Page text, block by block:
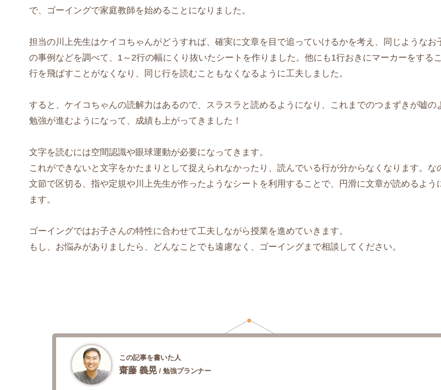
で、ゴーイングで家庭教師を始めることになりました。
担当の川上先生はケイコちゃんがどうすれば、確実に文章を目で追っていけるかを考え、同じようなお
の事例などを調べて、1～2行の幅にくり抜いたシートを作りました。他にも1行おきにマーカーをするこ
行を飛ばすことがなくなり、同じ行を読むこともなくなるように工夫しました。
すると、ケイコちゃんの読解力はあるので、スラスラと読めるようになり、これまでのつまずきが嘘の
勉強が進むようになって、成績も上がってきました！
文字を読むには空間認識や眼球運動が必要になってきます。
これができないと文字をかたまりとして捉えられなかったり、読んでいる行が分からなくなります。な
文節で区切る、指や定規や川上先生が作ったようなシートを利用することで、円滑に文章が読めるよう
ます。
ゴーイングではお子さんの特性に合わせて工夫しながら授業を進めていきます。
もし、お悩みがありましたら、どんなことでも遠慮なく、ゴーイングまで相談してください。
この記事を書いた人
齋藤 義晃/ 勉強プランナー